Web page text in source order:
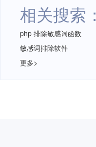
相关搜索：
php 排除敏感词函数
敏感词排除软件
更多>